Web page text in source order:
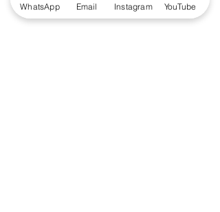
WhatsApp Email Instagram YouTube